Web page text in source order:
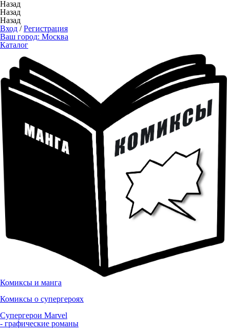
Назад
Назад
Назад
Вход /Регистрация
Ваш город: Москва
Каталог
Комиксы и манга
Комиксы о супергероях
Супергерои Marvel
- графические романы